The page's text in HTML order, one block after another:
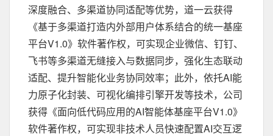
深度融合、多渠道协同适配等优势，道一云获得
《基于多渠道打造内外部用户体系结合的统一基座
平台V1.0》软件著作权，可实现企业微信、钉钉、
飞书等多渠道无缝接入与数据同步，强化生态联动
适配、提升智能化业务协同效率；此外，依托AI能
力原子化封装、可视化编排引擎开发等技术，公司
获得《面向低代码应用的AI智能体基座平台V1.0》
软件著作权，可实现非技术人员快速配置AI交互逻